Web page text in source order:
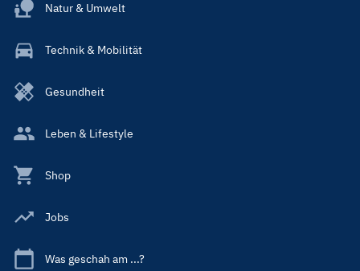
Natur & Umwelt
Technik & Mobilität
Gesundheit
Leben & Lifestyle
Shop
Jobs
Was geschah am ...?